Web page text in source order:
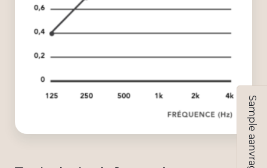
Sample aanvragen